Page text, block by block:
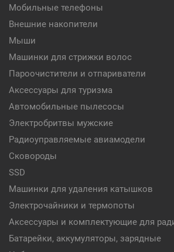
Мобильные телефоны
Внешние накопители
Мыши
Машинки для стрижки волос
Пароочистители и отпариватели
Аксессуары для туризма
Автомобильные пылесосы
Электробритвы мужские
Радиоуправляемые авиамодели
Сковороды
SSD
Машинки для удаления катышков
Электрочайники и термопоты
Аксессуары и комплектующие для
Батарейки, аккумуляторы, зарядные